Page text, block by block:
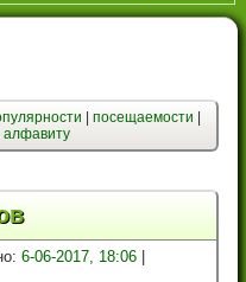
посещаемости
|алфавиту
6-06-2017, 18:06